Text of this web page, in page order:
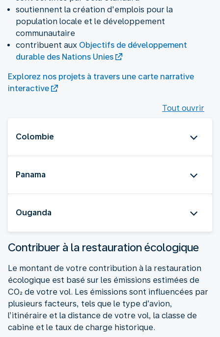
soutiennent la création d'emplois pour la
population locale et le développement
communautaire
contribuent aux Objectifs de développement
durable des Nations Unies
Explorez nos projets à travers une carte narrative
interactive
Tout ouvrir
Colombie
Panama
Ouganda
Contribuer à la restauration écologique
Le montant de votre contribution à la restauration
écologique est basé sur les émissions estimées de
CO₂ de votre vol. Les émissions sont influencées par
plusieurs facteurs, tels que le type d’avion,
l’itinéraire et la distance de votre vol, la classe de
cabine et le taux de charge historique.